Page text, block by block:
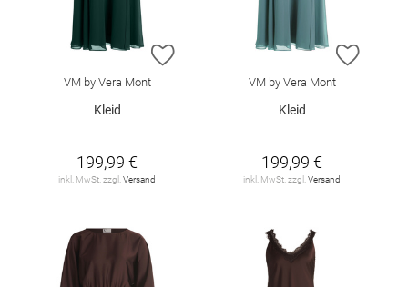
ZUR WUNSCHLISTE HINZUFÜGEN
VM by Vera Mont
Kleid
199,99 €
inkl. MwSt. zzgl. Versand
ZUR
VM by Vera Mont
Kleid
199,99 €
inkl. MwSt. zzgl. Versand